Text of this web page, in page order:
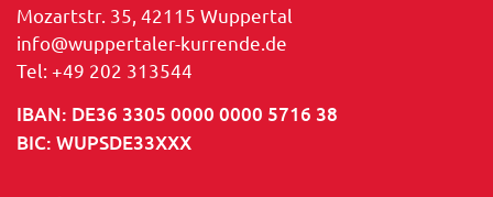
Mozartstr. 35, 42115 Wuppertal
info@wuppertaler-kurrende.de
Tel: +49 202 313544
IBAN: DE36 3305 0000 0000 5716 38
BIC: WUPSDE33XXX